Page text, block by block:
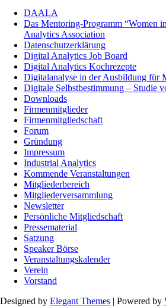
DAALA
Das Mentoring-Programm “Women
Analytics Association
Datenschutzerklärung
Digital Analytics Job Board
Digital Analytics Kochrezepte
Digitalanalyse in der Ausbildung für
Digitale Selbstbestimmung – Studie
Downloads
Firmenmitglieder
Firmenmitgliedschaft
Forum
Gründung
Impressum
Industrial Analytics
Kommende Veranstaltungen
Mitgliederbereich
Mitgliederversammlung
Newsletter
Persönliche Mitgliedschaft
Pressematerial
Satzung
Speaker Börse
Veranstaltungskalender
Verein
Vorstand
Designed by Elegant Themes | Powered by